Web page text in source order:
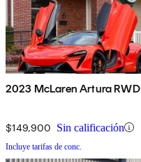
2023 McLaren Artura RWD
$149,900 Sin calificación
Incluye tarifas de conc.